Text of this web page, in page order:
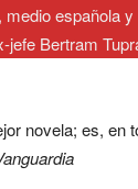
española
jefe Bertram
novela; es, en